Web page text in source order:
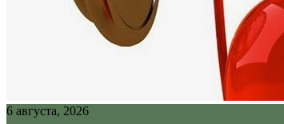
6 августа, 2026